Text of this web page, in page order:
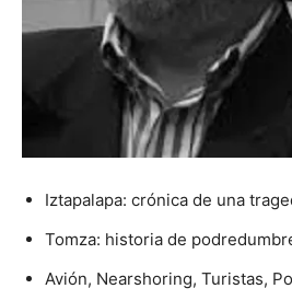
Iztapalapa: crónica de una
Tomza: historia de
Avión, Nearshoring, Turistas,